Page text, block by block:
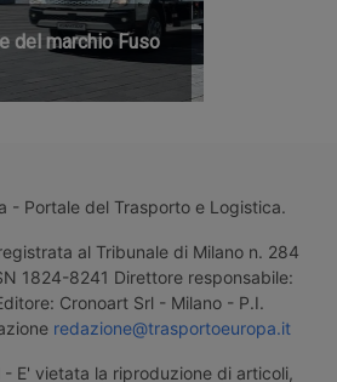
del marchio Fuso
- Portale del Trasporto e Logistica.
al Tribunale di Milano n. 284
1824-8241 Direttore responsabile:
Cronoart Srl - Milano - P.I.
redazione@trasportoeuropa.it
E' vietata la riproduzione di articoli,